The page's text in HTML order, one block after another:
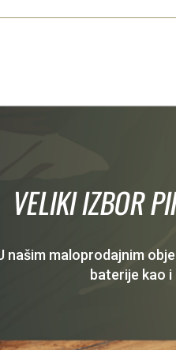
VELIKI IZBOR
našim maloprodajnim
baterije kao i